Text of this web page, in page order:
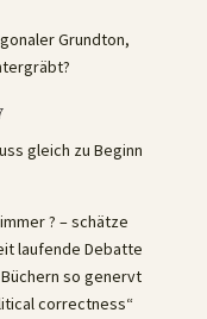
Grundton,
gleich zu Beginn
? – schätze
laufende Debatte
so genervt
correctness“